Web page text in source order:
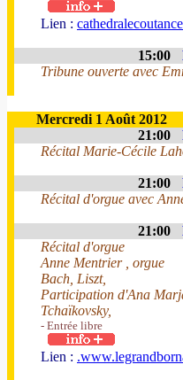
Lien :
15:00
Tribune ouverte avec
Mercredi 1 Août 2012
21:00
Récital Marie-Cécile
21:00
Récital d'orgue avec
21:00
Récital d'orgue
Anne Mentrier , orgue
Bach, Liszt,
Participation d'Ana
Tchaïkovsky,
- Entrée libre
Lien :